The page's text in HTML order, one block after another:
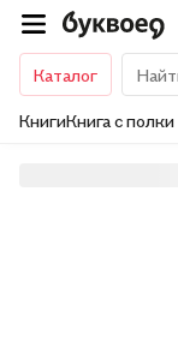
Каталог
КнигиКнига с полки